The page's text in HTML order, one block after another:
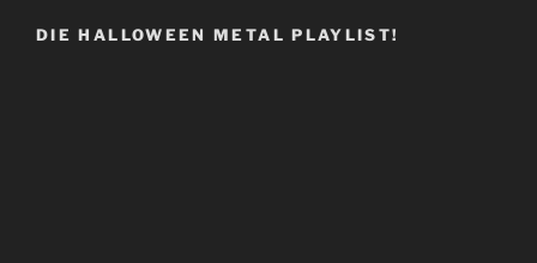
DIE HALLOWEEN METAL PLAYLIST!